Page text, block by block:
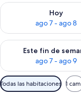
Hoy
ago 7 - ago 8
Consulta la
Este fin de
ago 7 - ago 9
Consulta la
Filtros
disponibles
Todas las habitaciones 1